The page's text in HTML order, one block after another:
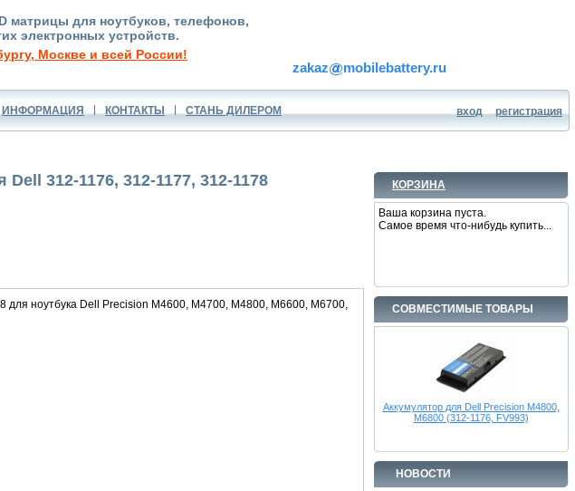
матрицы для ноутбуков, телефонов,
электронных устройств.
Москве и всей России!
zakaz mobilebattery.ru
ИНФОРМАЦИЯ КОНТАКТЫ СТАНЬ ДИЛЕРОМ вход регистрация
КОРЗИНА
Ваша корзина пуста.
Самое время что-нибудь купить...
СОВМЕСТИМЫЕ ТОВАРЫ
Аккумулятор для Dell Precision M4800,
M6800 (312-1176, FV993)
НОВОСТИ
312-1176, 312-1177, 312-1178
ноутбука Dell Precision M4600, M4700, M4800, M6600, M6700,